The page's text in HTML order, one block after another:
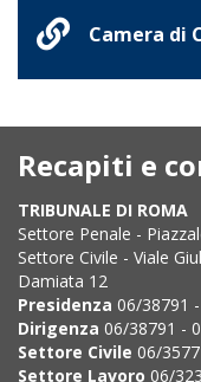
Camera di
Recapiti e
TRIBUNALE DI ROMA
Settore Penale -
Settore Civile - Viale
Damiata 12
Presidenza 06/38791
Dirigenza 06/38791 -
Settore Civile 06/
Settore Lavoro 06/